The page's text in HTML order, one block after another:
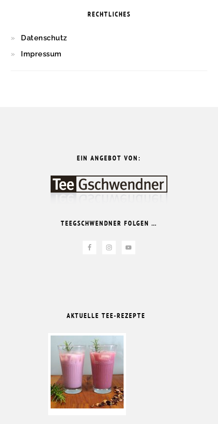
RECHTLICHES
Datenschutz
Impressum
EIN ANGEBOT VON:
TEEGSCHWENDNER FOLGEN …
AKTUELLE TEE-REZEPTE